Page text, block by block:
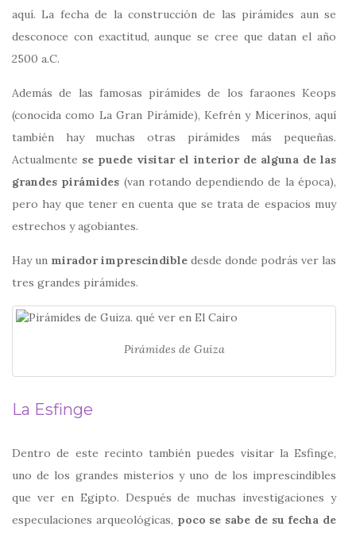
aquí. La fecha de la construcción de las pirámides aun se
desconoce con exactitud, aunque se cree que datan el año
2500 a.C.
Además de las famosas pirámides de los faraones Keops
(conocida como La Gran Pirámide), Kefrén y Micerinos, aquí
también hay muchas otras pirámides más pequeñas.
Actualmente se puede visitar el interior de alguna de las
grandes pirámides (van rotando dependiendo de la época),
pero hay que tener en cuenta que se trata de espacios muy
estrechos y agobiantes.
Hay un mirador imprescindible desde donde podrás ver las
tres grandes pirámides.
Pirámides de Guiza
La Esfinge
Dentro de este recinto también puedes visitar la Esfinge,
uno de los grandes misterios y uno de los imprescindibles
que ver en Egipto. Después de muchas investigaciones y
especulaciones arqueológicas, poco se sabe de su fecha de